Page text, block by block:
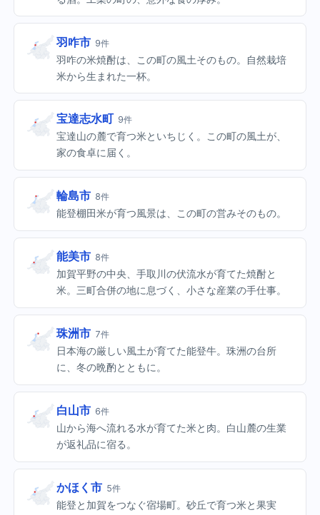
羽咋市 9件
羽咋の米焼酎は、この町の風土そのもの。自然栽培
米から生まれた一杯。
宝達志水町 9件
宝達山の麓で育つ米といちじく。この町の風土が、
家の食卓に届く。
輪島市 8件
能登棚田米が育つ風景は、この町の営みそのもの。
能美市 8件
加賀平野の中央、手取川の伏流水が育てた焼酎と
米。三町合併の地に息づく、小さな産業の手仕事。
珠洲市 7件
日本海の厳しい風土が育てた能登牛。珠洲の台所
に、冬の晩酌とともに。
白山市 6件
山から海へ流れる水が育てた米と肉。白山麓の生業
が返礼品に宿る。
かほく市 5件
能登と加賀をつなぐ宿場町。砂丘で育つ米と果実